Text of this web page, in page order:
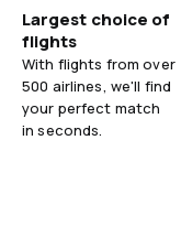
Largest choice of
flights
With flights from over
500 airlines, we'll find
your perfect match
in seconds.